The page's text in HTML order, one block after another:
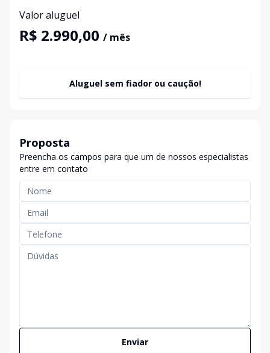
Valor aluguel
R$ 2.990,00 / mês
Aluguel sem fiador ou caução!
Proposta
Preencha os campos para que um de nossos especialistas
entre em contato
Enviar